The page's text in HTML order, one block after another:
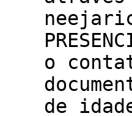
o
de